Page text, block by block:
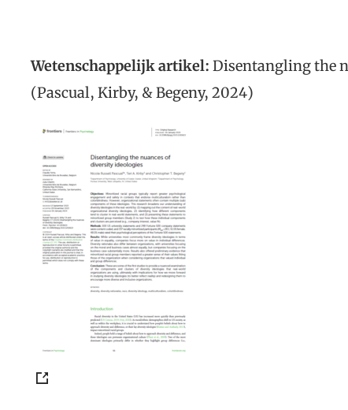
Wetenschappelijk artikel: Disentangling the
(Pascual, Kirby, & Begeny, 2024)